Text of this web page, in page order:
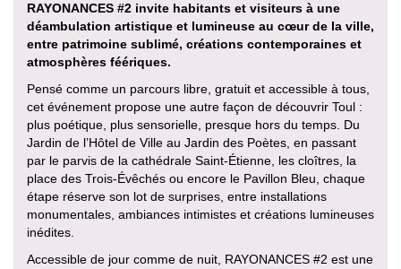
RAYONANCES #2 invite habitants et visiteurs à une
déambulation artistique et lumineuse au cœur de la ville,
entre patrimoine sublimé, créations contemporaines et
atmosphères féériques.
Pensé comme un parcours libre, gratuit et accessible à tous,
cet événement propose une autre façon de découvrir Toul :
plus poétique, plus sensorielle, presque hors du temps. Du
Jardin de l’Hôtel de Ville au Jardin des Poètes, en passant
par le parvis de la cathédrale Saint-Étienne, les cloîtres, la
place des Trois-Évêchés ou encore le Pavillon Bleu, chaque
étape réserve son lot de surprises, entre installations
monumentales, ambiances intimistes et créations lumineuses
inédites.
Accessible de jour comme de nuit, RAYONANCES #2 est une